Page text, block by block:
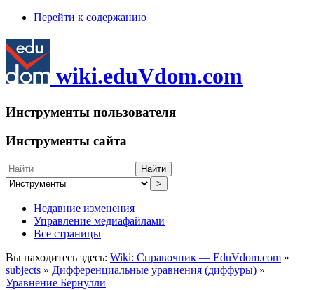
Перейти к содержанию
wiki.eduVdom.com
Инструменты пользователя
Инструменты сайта
Найти
>
Недавние изменения
Управление медиафайлами
Все страницы
Вы находитесь здесь: Wiki: Справочник — EduVdom.com »
subjects » Дифференциальные уравнения (диффуры) »
Уравнение Бернулли